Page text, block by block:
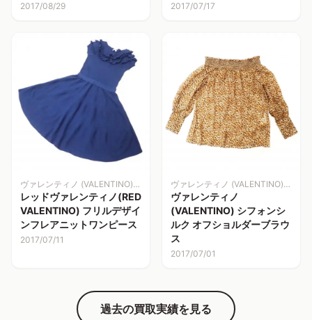
2017/08/29 2017/07/17
ヴァレンティノ (VALENTINO)洋服
レッドヴァレンティノ(RED
VALENTINO) フリルデザイ
ンフレアニットワンピース
2017/07/11
ヴァレンティノ (VALENTINO)洋服
ヴァレンティノ
(VALENTINO) シフォンシ
ルク オフショルダーブラウ
ス
2017/07/01
過去の買取実績を見る